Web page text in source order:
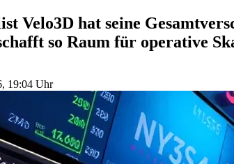
Velo3D hat seine
so Raum für operative
19:04 Uhr